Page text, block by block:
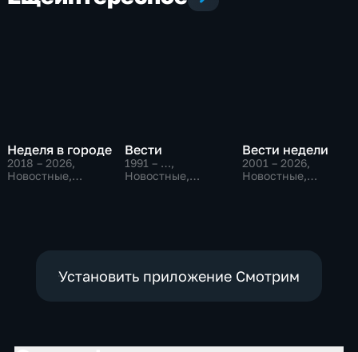
Неделя в городе
2018 – 2026,
Новостные,
Вести
1991 – …,
Новостные,
Вести недели
2001 – 2026,
Новостные,
Установить приложение Смотрим